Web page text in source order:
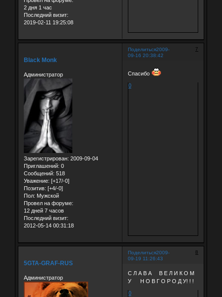
2 дня 1 час
Последний визит:
2019-02-11 19:25:08
Поделиться 7
2009-
09-16 20:38:42
Black Monk
Администратор
Зарегистрирован: 2009-09-04
Приглашений: 0
Сообщений: 518
Уважение: [+17/-0]
Позитив: [+4/-0]
Пол: Мужской
Провел на форуме:
12 дней 7 часов
Последний визит:
2012-05-14 00:31:18
Спасибо
0
Поделиться 8
2009-
09-19 11:26:43
5GTA-GRAF-RUS
Администратор
С Л А В А В Е Л И К О М
У Н О В Г О Р О Д У! ! !
0